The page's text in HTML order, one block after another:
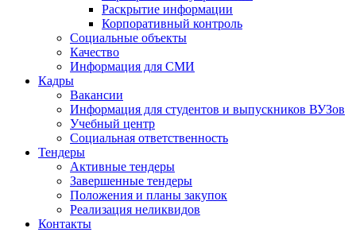
Раскрытие информации
Корпоративный контроль
Социальные объекты
Качество
Информация для СМИ
Кадры
Вакансии
Информация для студентов и выпускников ВУЗов
Учебный центр
Социальная ответственность
Тендеры
Активные тендеры
Завершенные тендеры
Положения и планы закупок
Реализация неликвидов
Контакты